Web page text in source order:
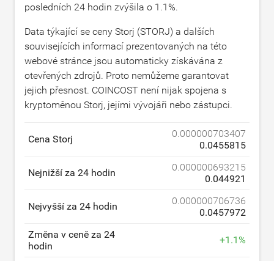
posledních 24 hodin zvýšila o 1.1%.
Data týkající se ceny Storj (STORJ) a dalších
souvisejících informací prezentovaných na této
webové stránce jsou automaticky získávána z
otevřených zdrojů. Proto nemůžeme garantovat
jejich přesnost. COINCOST není nijak spojena s
kryptoměnou Storj, jejími vývojáři nebo zástupci.
Cena Storj
0.000000703407
0.0455815
Nejnižší za 24 hodin
0.000000693215
0.044921
Nejvyšší za 24 hodin
0.000000706736
0.0457972
Změna v ceně za 24
hodin
+1.1%